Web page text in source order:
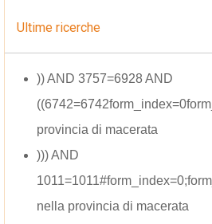
Ultime ricerche
)) AND 3757=6928 AND
provincia di macerata
))) AND
nella provincia di macerata